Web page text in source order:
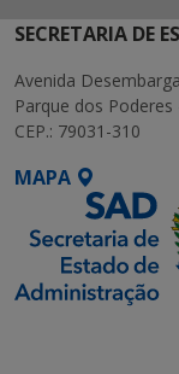
SECRETARIA DE
Avenida
Parque dos
CEP.: 79031-310
MAPA